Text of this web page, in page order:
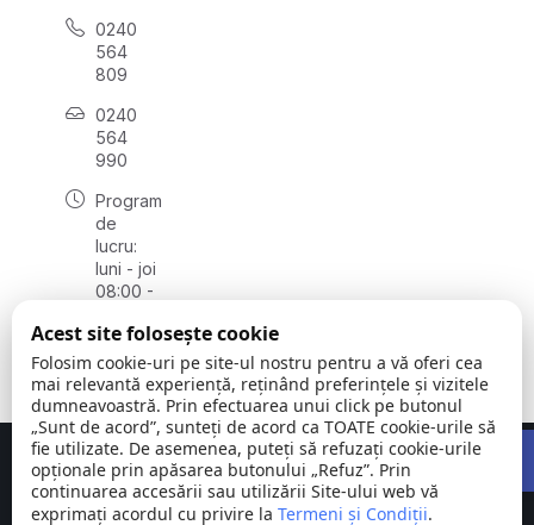
0240
564
809
0240
564
990
Program
de
lucru:
luni - joi
08:00 -
vineri
08:00 -
14:00
Comuna © Toate
Concept realizat deBig Media Relații Publice SRL
Acest site folosește cookie
Folosim cookie-uri pe site-ul nostru pentru a vă oferi cea
mai relevantă experiență, reținând preferințele și vizitele
dumneavoastră. Prin efectuarea unui click pe butonul
„Sunt de acord”, sunteți de acord ca TOATE cookie-urile să
fie utilizate. De asemenea, puteți să refuzați cookie-urile
opționale prin apăsarea butonului „Refuz”. Prin
continuarea accesării sau utilizării Site-ului web vă
exprimați acordul cu privire la Termeni și Condiții.